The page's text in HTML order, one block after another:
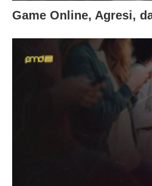
Game Online, Agresi,